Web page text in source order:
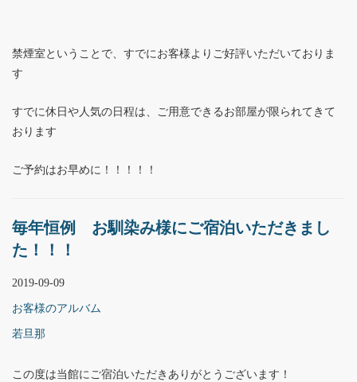
禁煙室ということで、すでにお客様よりご好評いただいておりま
す
すでに休日や人気の日程は、ご用意できるお部屋が限られてきて
おります
ご予約はお早めに！！！！！
毎年恒例 お馴染み様にご宿泊いただきまし
た！！！
2019-09-09
お客様のアルバム
若旦那
この度は当館にご宿泊いただきありがとうございます！